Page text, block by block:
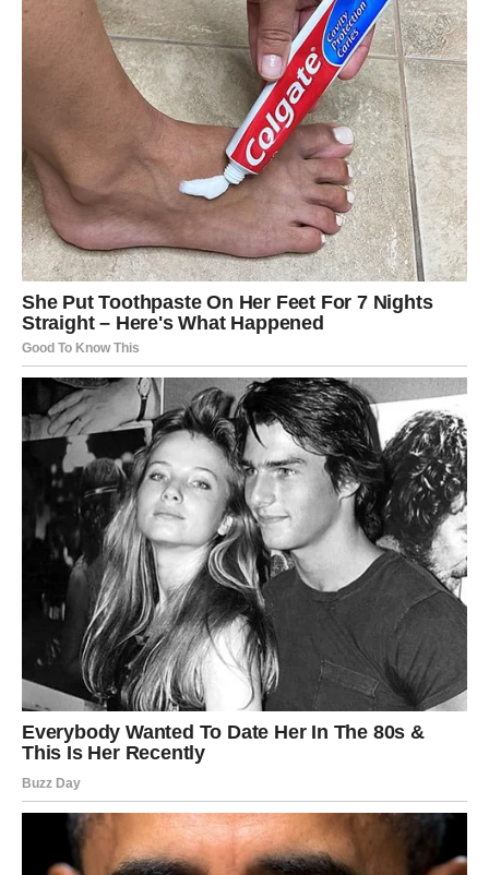
ljubavi
Lavovi su možda osetili da su davali više nego što su
dobijali, ali su ćutali da bi sačuvali dostojanstvo. U
narednom periodu dolazi situacija u kojoj se jasno vidi
koliko vrediš.
Ako si u vezi, partner pokazuje konkretan korak napred ili
shvata da može da te izgubi. Ako si slobodan, dolazi
susret sa osobom koja te vidi kao prioritet, a ne opciju.
Razrešenje za Lava znači ljubav sa poštovanjem i
ravnotežom.
Devica – Definisanje odnosa
Device su analizirale svaku reč, svaki gest, svaku
promenu u ponašanju. U narednom periodu dolazi
razgovor koji donosi definiciju.
Ako si u vezi, odnos prelazi na stabilniji nivo. Ako si
slobodan, neko ti jasno daje do znanja da želi nešto
ozbiljno.
Razrešenje za Devicu znači da prestaješ da se pitaš „šta
ako“, jer dobijaš konkretan odgovor.
Vaga – Mir bez kompromisa
Vage su pokušavale da očuvaju harmoniju čak i kada su